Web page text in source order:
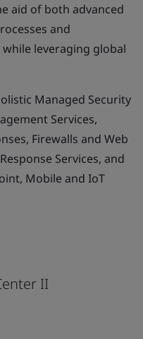
aid of both advanced
and
while leveraging global
Managed Security
Services,
Firewalls and Web
Services, and
Mobile and IoT
II